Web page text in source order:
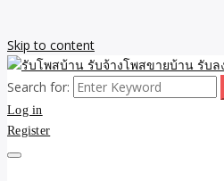
Skip to content
รับโพสบ้าน รั
รับโพสบ้าน ที่ดิ
รับจ้างโพสขายบ้าน รับลงเว็บขายบ้าน
Search for:
Log in
Register